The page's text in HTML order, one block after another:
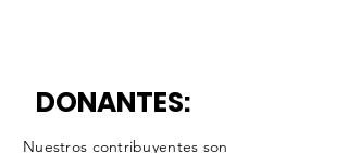
DONANTES:
Nuestros contribuyentes son